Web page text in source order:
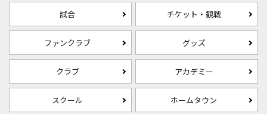
試合 チケット・観戦
ファンクラブ グッズ
クラブ アカデミー
スクール ホームタウン